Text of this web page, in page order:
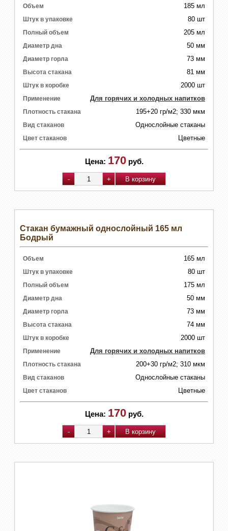
Объем 185 мл
Штук в упаковке 80 шт
Полный объем 205 мл
Диаметр дна 50 мм
Диаметр горла 73 мм
Высота стакана 81 мм
Штук в коробке 2000 шт
Применение Для горячих и холодных напитков
Плотность стакана 195+20 гр/м2; 330 мкм
Вид стаканов Однослойные стаканы
Цвет стаканов Цветные
Цена: 170 руб.
Стакан бумажный однослойный 165 мл
Бодрый
Объем 165 мл
Штук в упаковке 80 шт
Полный объем 175 мл
Диаметр дна 50 мм
Диаметр горла 73 мм
Высота стакана 74 мм
Штук в коробке 2000 шт
Применение Для горячих и холодных напитков
Плотность стакана 200+30 гр/м2; 310 мкм
Вид стаканов Однослойные стаканы
Цвет стаканов Цветные
Цена: 170 руб.